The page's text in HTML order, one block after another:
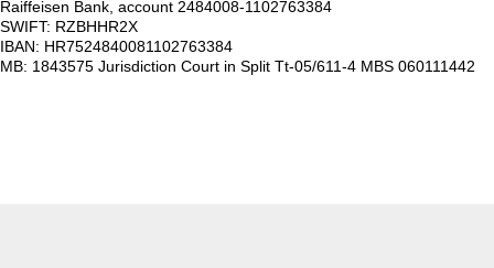
Raiffeisen Bank, account 2484008-1102763384
SWIFT: RZBHHR2X
IBAN: HR7524840081102763384
MB: 1843575 Jurisdiction Court in Split Tt-05/611-4 MBS 060111442